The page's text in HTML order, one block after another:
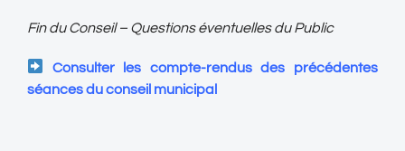
Fin du Conseil – Questions éventuelles du Public
Consulter les compte-rendus des précédentes
séances du conseil municipal